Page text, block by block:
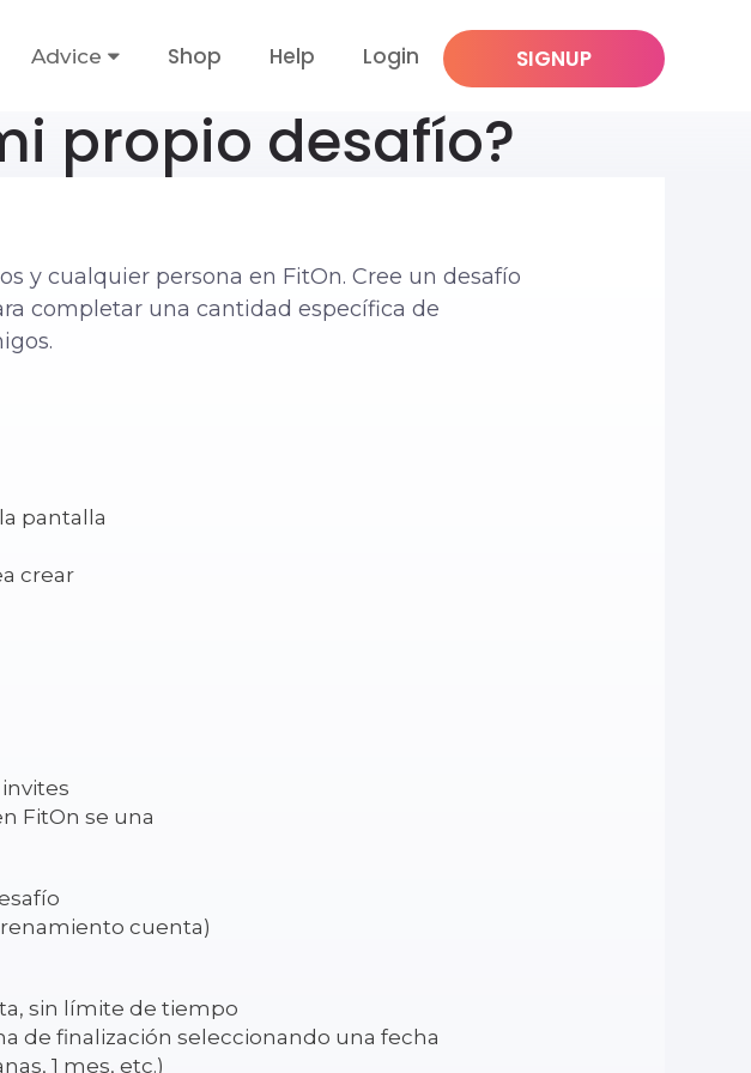
Advice Shop Help Login SIGNUP
propio desafío?
y cualquier persona en FitOn. Cree un desafío
completar una cantidad específica de
pantalla
crear
FitOn se una
cuenta)
sin límite de tiempo
de finalización seleccionando una fecha
1 mes, etc.)